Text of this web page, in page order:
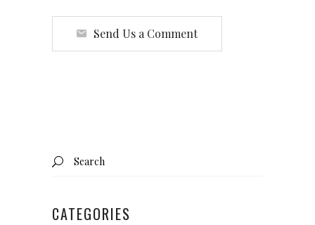
Send Us a Comment
Search
for:
CATEGORIES